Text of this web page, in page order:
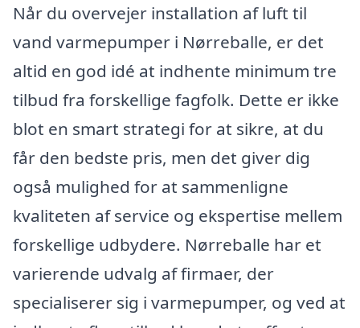
Når du overvejer installation af luft til
vand varmepumper i Nørreballe, er det
altid en god idé at indhente minimum tre
tilbud fra forskellige fagfolk. Dette er ikke
blot en smart strategi for at sikre, at du
får den bedste pris, men det giver dig
også mulighed for at sammenligne
kvaliteten af service og ekspertise mellem
forskellige udbydere. Nørreballe har et
varierende udvalg af firmaer, der
specialiserer sig i varmepumper, og ved at